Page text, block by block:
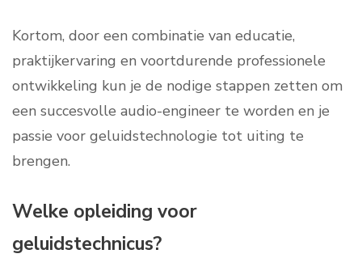
Kortom, door een combinatie van educatie,
praktijkervaring en voortdurende professionele
ontwikkeling kun je de nodige stappen zetten om
een succesvolle audio-engineer te worden en je
passie voor geluidstechnologie tot uiting te
brengen.
Welke opleiding voor
geluidstechnicus?